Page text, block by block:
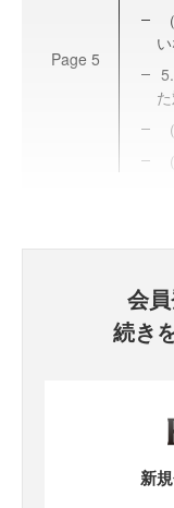
Page 5
会
続き
新